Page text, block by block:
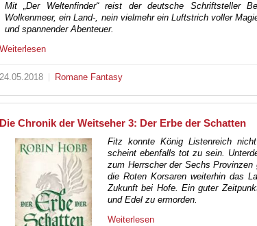
Mit „Der Weltenfinder“ reist der deutsche Schriftsteller
Wolkenmeer, ein Land-, nein vielmehr ein Luftstrich voller
und spannender Abenteuer.
Weiterlesen
24.05.2018 Romane Fantasy
Die Chronik der Weitseher 3: Der Erbe der Schatten
Fitz konnte König Listenreich
scheint ebenfalls tot zu sein.
zum Herrscher der Sechs
die Roten Korsaren weiterhin das
Zukunft bei Hofe. Ein guter
und Edel zu ermorden.
Weiterlesen